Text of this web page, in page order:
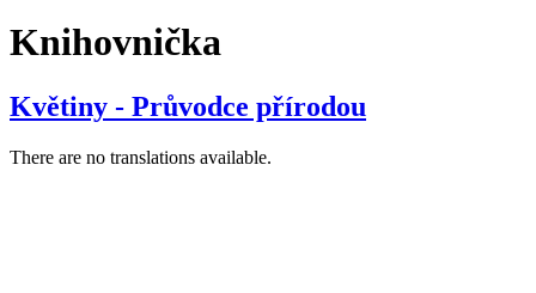
Knihovnička
Květiny - Průvodce přírodou
There are no translations available.